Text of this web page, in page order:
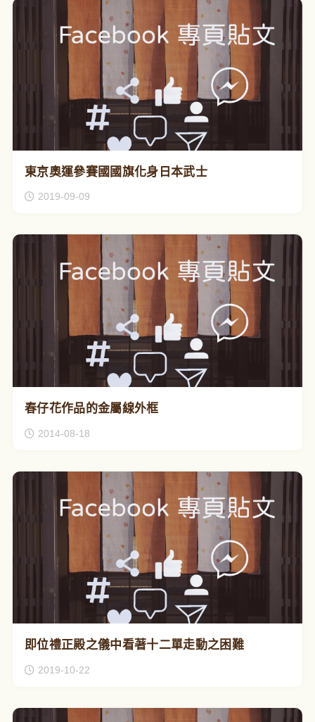
東京奧運參賽國國旗化身日本武士
2019-09-09
春仔花作品的金屬線外框
2014-08-18
即位禮正殿之儀中看著十二單走動之困難
2019-10-22